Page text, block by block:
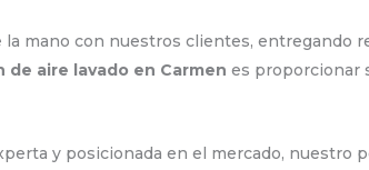
la mano con nuestros clientes,
de aire lavado en Carmen es proporcionar
y posicionada en el mercado, nuestro